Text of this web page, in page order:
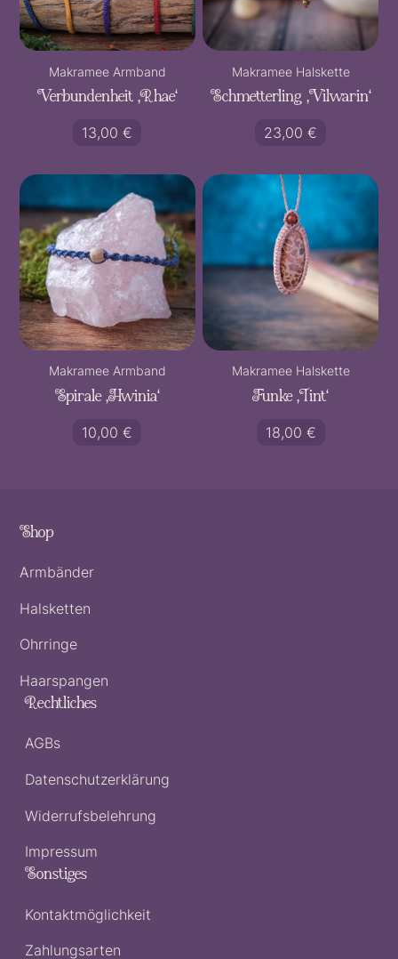
Makramee Armband
Verbundenheit ‚Rhae‘
13,00€
Makramee Halskette
Schmetterling ‚Vilwarin‘
23,00€
Makramee Armband
Spirale ‚Hwinia‘
10,00€
Makramee Halskette
Funke ‚Tint‘
18,00 €
Shop
Armbänder
Halsketten
Ohrringe
Haarspangen
Rechtliches
AGBs
Datenschutzerklärung
Widerrufsbelehrung
Impressum
Sonstiges
Kontaktmöglichkeit
Zahlungsarten